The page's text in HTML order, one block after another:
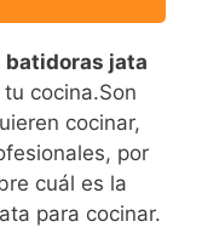
batidoras jata
cocina.Son
cocinar,
por
cuál es la
para cocinar.